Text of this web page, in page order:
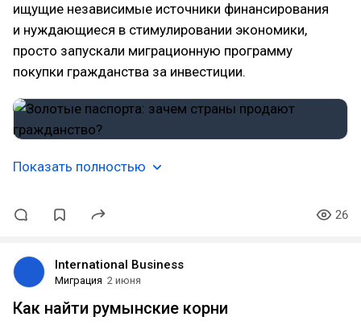
ищущие независимые источники финансирования
и нуждающиеся в стимулировании экономики,
просто запускали миграционную программу
покупки гражданства за инвестиции.
Показать полностью
26
International Business
Миграция 2 июня
Как найти румынские корни